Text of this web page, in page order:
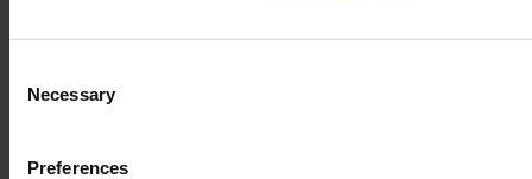
Selection
Necessary
Preferences